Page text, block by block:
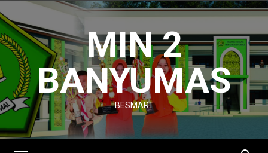
to
content
MIN 2
BANYUMAS
BESMART